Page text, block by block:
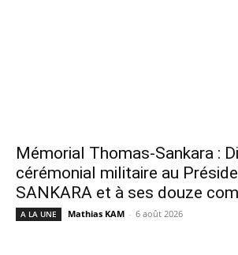
Mémorial Thomas-Sankara :
cérémonial militaire au
SANKARA et à ses douze
A LA UNE Mathias KAM - 6 août 2026